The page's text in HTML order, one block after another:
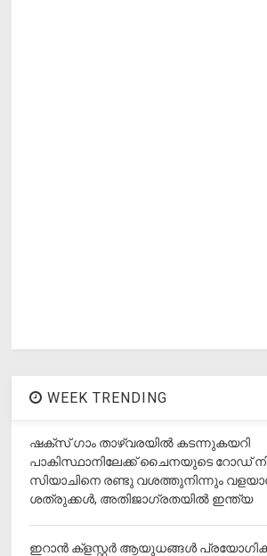
WEEK TRENDING
ഷക്സ് ​ഗാം താഴ്‌വരയിൽ കടന്നുകയറി
പാകിസ്ഥാനിലേക്ക് ചൈനയുടെ റോഡ്
സിയാചിനെ രണ്ടു വശത്തുനിന്നും
ശത്രുക്കൾ, അതിജാ​ഗ്രതയിൽ ഇന്ത്യ
ഇറാന്‍ ക്‌ളസ്റ്റര്‍ ആയുധങ്ങള്‍